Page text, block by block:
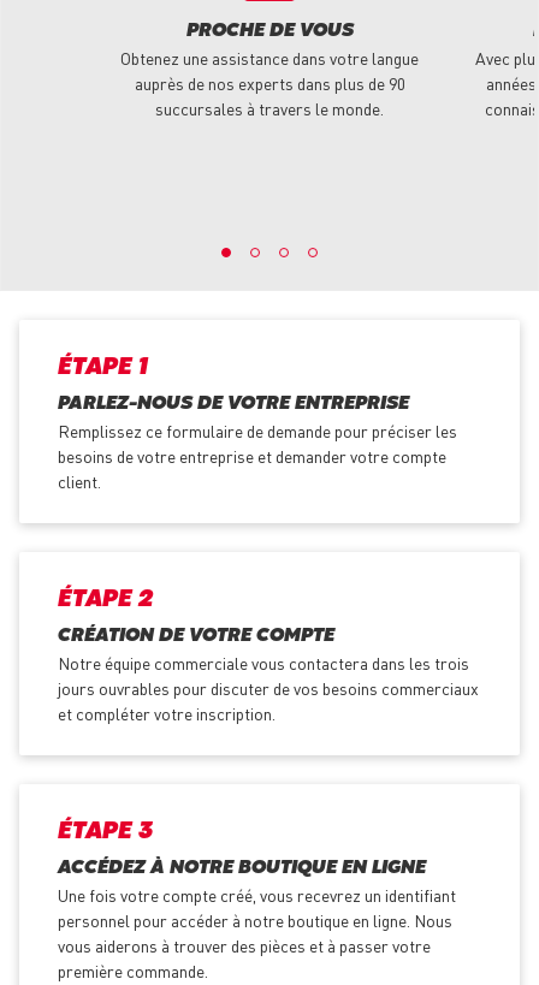
PROCHE DE VOUS
Obtenez une assistance dans votre langue
auprès de nos experts dans plus de 90
succursales à travers le monde.
Avec
ÉTAPE 1
PARLEZ-NOUS DE VOTRE ENTREPRISE
Remplissez ce formulaire de demande pour préciser les
besoins de votre entreprise et demander votre compte
client.
ÉTAPE 2
CRÉATION DE VOTRE COMPTE
Notre équipe commerciale vous contactera dans les trois
jours ouvrables pour discuter de vos besoins commerciaux
et compléter votre inscription.
ÉTAPE 3
ACCÉDEZ À NOTRE BOUTIQUE EN LIGNE
Une fois votre compte créé, vous recevrez un identifiant
personnel pour accéder à notre boutique en ligne. Nous
vous aiderons à trouver des pièces et à passer votre
première commande.